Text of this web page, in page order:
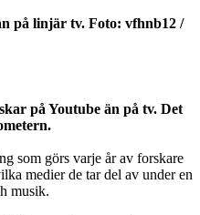
på linjär tv. Foto: vfhnb12 /
på Youtube än på tv. Det
som görs varje år av forskare
medier de tar del av under en
musik.